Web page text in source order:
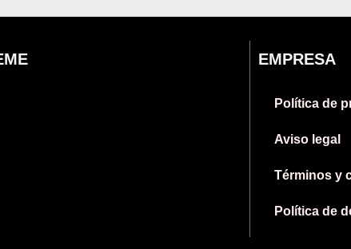
EMPRESA
Política de
Aviso legal
Términos y
Política de